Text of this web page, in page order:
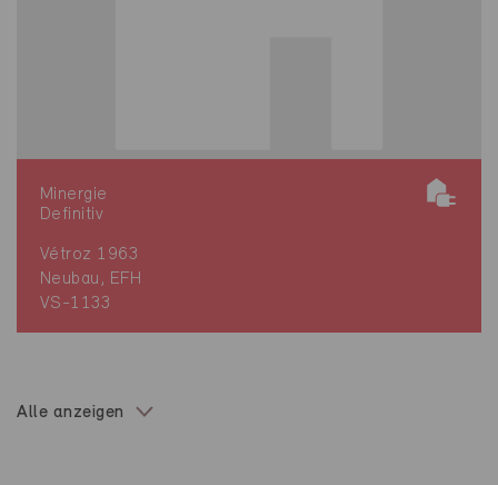
Minergie
Definitiv
Vétroz 1963
Neubau, EFH
VS-1133
Alle anzeigen